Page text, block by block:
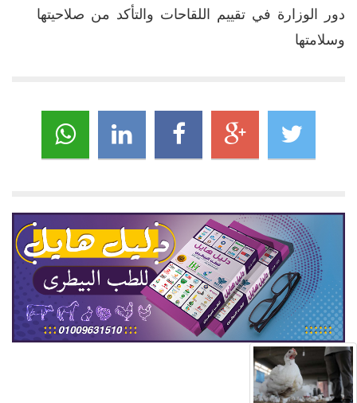
دور الوزارة في تقييم اللقاحات والتأكد من صلاحيتها
وسلامتها